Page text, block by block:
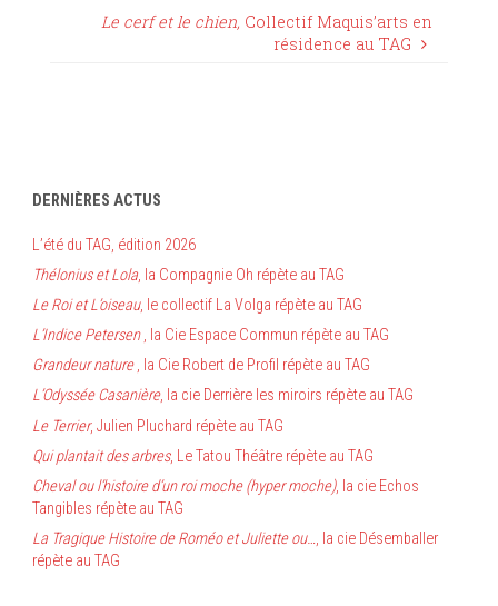
Le cerf et le chien, Collectif Maquis’arts en
résidence au TAG
DERNIÈRES ACTUS
L’été du TAG, édition 2026
Thélonius et Lola, la Compagnie Oh répète au TAG
Le Roi et L’oiseau, le collectif La Volga répète au TAG
L’Indice Petersen, la Cie Espace Commun répète au TAG
Grandeur nature, la Cie Robert de Profil répète au TAG
L’Odyssée Casanière, la cie Derrière les miroirs répète au TAG
Le Terrier, Julien Pluchard répète au TAG
Qui plantait des arbres, Le Tatou Théâtre répète au TAG
Cheval ou l’histoire d’un roi moche (hyper moche), la cie Echos
Tangibles répète au TAG
La Tragique Histoire de Roméo et Juliette ou…, la cie Désemballer
répète au TAG